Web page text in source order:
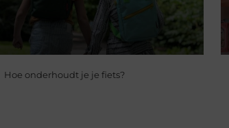
Hoe onderhoudt je je fiets?